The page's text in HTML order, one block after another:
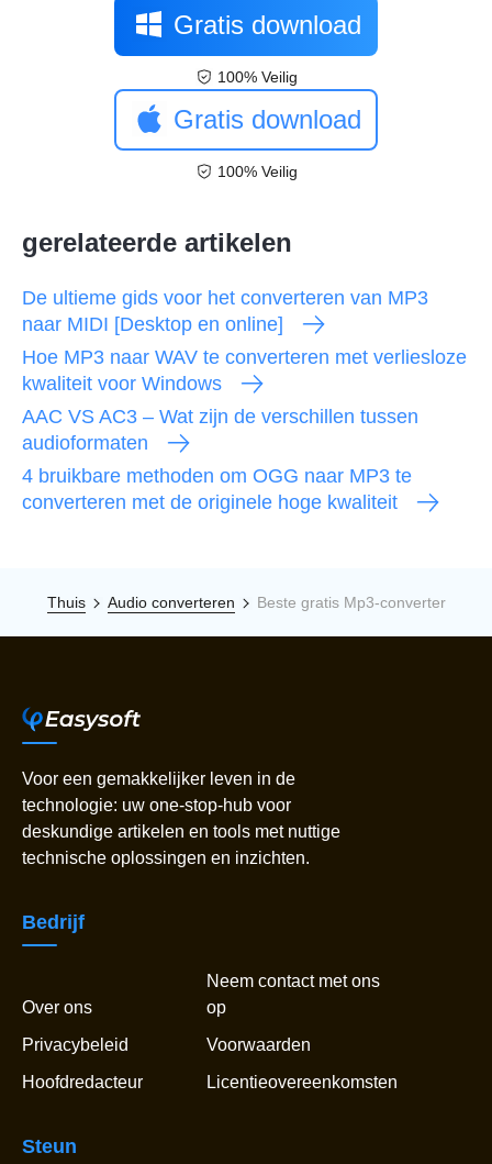
Gratis download
100% Veilig
Gratis download
100% Veilig
gerelateerde artikelen
De ultieme gids voor het converteren van MP3
naar MIDI [Desktop en online]
Hoe MP3 naar WAV te converteren met verliesloze
kwaliteit voor Windows
AAC VS AC3 – Wat zijn de verschillen tussen
audioformaten
4 bruikbare methoden om OGG naar MP3 te
converteren met de originele hoge kwaliteit
Thuis Audio converteren Beste gratis Mp3-converter
Voor een gemakkelijker leven in de
technologie: uw one-stop-hub voor
deskundige artikelen en tools met nuttige
technische oplossingen en inzichten.
Bedrijf
Over ons
Neem contact met ons
op
Privacybeleid
Voorwaarden
Hoofdredacteur
Licentieovereenkomsten
Steun